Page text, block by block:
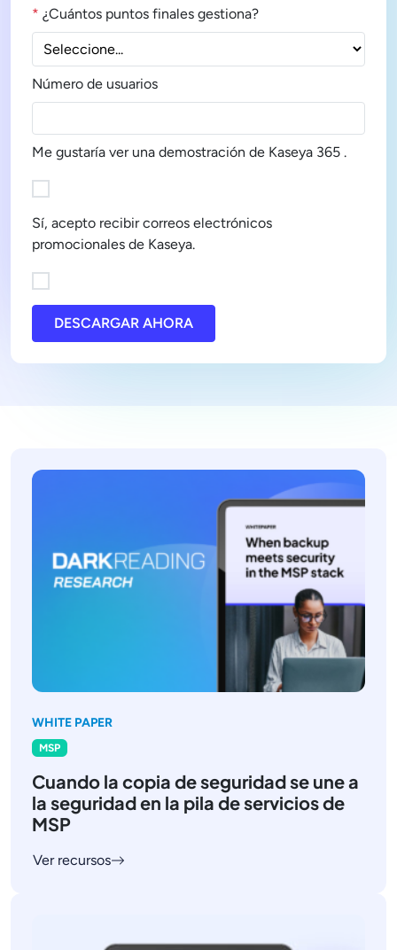
* ¿Cuántos puntos finales gestiona?
Número de usuarios
Me gustaría ver una demostración de Kaseya 365 .
Sí, acepto recibir correos electrónicos
promocionales de Kaseya.
DESCARGAR AHORA
WHITE PAPER
MSP
Cuando la copia de seguridad se une a
la seguridad en la pila de servicios de
MSP
Ver recursos